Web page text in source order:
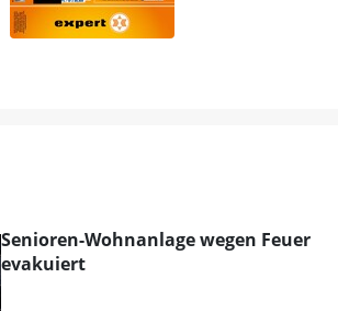
Senioren-Wohnanlage wegen Feuer
evakuiert